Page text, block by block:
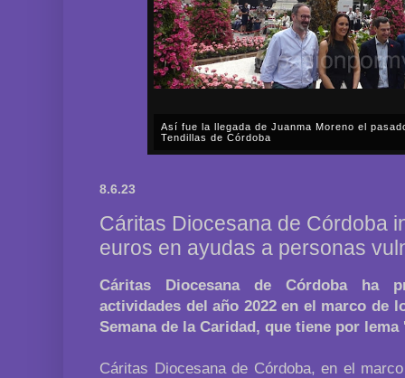
Así fue la llegada de Juanma Moreno el
Tendillas de Córdoba
8.6.23
Cáritas Diocesana de Córdoba
euros en ayudas a personas
Cáritas Diocesana de Córdoba ha
actividades del año 2022 en el marco de
Semana de la Caridad, que tiene por lema
Cáritas Diocesana de Córdoba, en el